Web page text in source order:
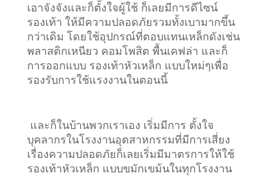
เอาจังจังและก็ตั้งใจผู้ใช้ ก็เลยมีการดีไซน์
รองเท้า ให้มีความปลอดภัยรวมทั้งเบามากขึ้น
กว่าเดิม โดยใช้อุปกรณ์ที่ตอบแทนเหล็กดังเช่น
พลาสติกเหนียว คอมโพสิต พื้นเคฟล่า และก็
การออกแบบ รองเท้าหัวเหล็ก แบบใหม่ๆเพื่อ
รองรับการใช้แรงงานในตอนนี้
และก็ในบ้านพวกเราเอง เริ่มมีการ ตั้งใจ
บุคลากรในโรงงานอุตสาหกรรมที่มีการเสี่ยง
เรื่องความปลอดภัยก็เลยเริ่มมีมาตรการให้ใช้
รองเท้าหัวเหล็ก แบบขมักเขม้นในทุกโรงงาน